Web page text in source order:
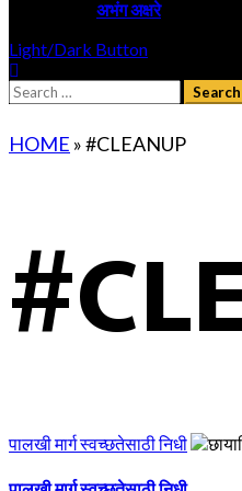
अभंग अक्षरे
Light/Dark Button
Search
for:
HOME »#CLEANUP
पालखी मार्ग स्वच्छतेसाठी निधी